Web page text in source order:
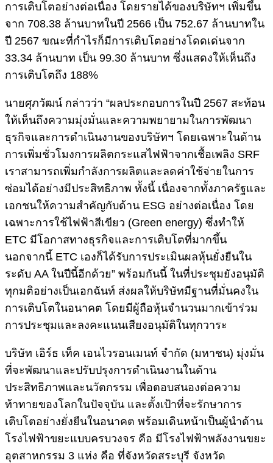
การเติบโตอย่างต่อเนื่อง โดยรายได้ของบริษัทฯ เพิ่มขึ้น
จาก 708.38 ล้านบาทในปี 2566 เป็น 752.67 ล้านบาทใน
ปี 2567 ขณะที่กำไรก็มีการเติบโตอย่างโดดเด่นจาก
33.34 ล้านบาท เป็น 99.30 ล้านบาท ซึ่งแสดงให้เห็นถึง
การเติบโตถึง 188%
นายศุภวัฒน์ กล่าวว่า “ผลประกอบการในปี 2567 สะท้อน
ให้เห็นถึงความมุ่งมั่นและความพยายามในการพัฒนา
ธุรกิจและการดำเนินงานของบริษัทฯ โดยเฉพาะในด้าน
การเพิ่มชั่วโมงการผลิตกระแสไฟฟ้าจากเชื้อเพลิง SRF
เราสามารถเพิ่มกำลังการผลิตและลดค่าใช้จ่ายในการ
ซ่อมได้อย่างมีประสิทธิภาพ ทั้งนี้ เนื่องจากทั้งภาครัฐและ
เอกชนให้ความสำคัญกับด้าน ESG อย่างต่อเนื่อง โดย
เฉพาะการใช้ไฟฟ้าสีเขียว (Green energy) ซึ่งทำให้
ETC มีโอกาสทางธุรกิจและการเติบโตที่มากขึ้น
นอกจากนี้ ETC เองก็ได้รับการประเมินผลหุ้นยั่งยืนใน
ระดับ AA ในปีนี้อีกด้วย” พร้อมกันนี้ ในที่ประชุมยังอนุมัติ
ทุกมติอย่างเป็นเอกฉันท์ ส่งผลให้บริษัทมีฐานที่มั่นคงใน
การเติบโตในอนาคต โดยมีผู้ถือหุ้นจำนวนมากเข้าร่วม
การประชุมและลงคะแนนเสียงอนุมัติในทุกวาระ
บริษัท เอิร์ธ เท็ค เอนไวรอนเมนท์ จำกัด (มหาชน) มุ่งมั่น
ที่จะพัฒนาและปรับปรุงการดำเนินงานในด้าน
ประสิทธิภาพและนวัตกรรม เพื่อตอบสนองต่อความ
ท้าทายของโลกในปัจจุบัน และตั้งเป้าที่จะรักษาการ
เติบโตอย่างยั่งยืนในอนาคต พร้อมเดินหน้าเป็นผู้นำด้าน
โรงไฟฟ้าขยะแบบครบวงจร คือ มีโรงไฟฟ้าพลังงานขยะ
อุตสาหกรรม 3 แห่ง คือ ที่จังหวัดสระบุรี จังหวัด